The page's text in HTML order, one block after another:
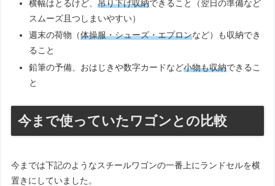
横幅はとるけど、吊り下げ収納できること（翌日の準備など
スムーズ且つしまいやすい）
週末の荷物（体操服・シューズ・エプロンなど）も収納でき
ること
鉛筆の予備、おはじきや数字カードなど小物も収納できるこ
と
今まで使っていたワゴンとの比較
今までは下記のようなスチールワゴンの一番上にランドセルを横
置きにしていました。